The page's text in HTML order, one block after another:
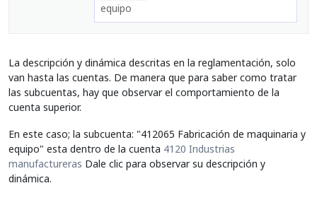
equipo
La descripción y dinámica descritas en la reglamentación, solo
van hasta las cuentas. De manera que para saber como tratar
las subcuentas, hay que observar el comportamiento de la
cuenta superior.
En este caso; la subcuenta: "412065 Fabricación de maquinaria y
equipo" esta dentro de la cuenta 4120 Industrias
manufactureras Dale clic para observar su descripción y
dinámica.